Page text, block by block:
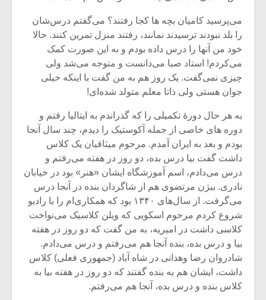
می‌پرسید کامیان بچه ها کجا رفتند؟ می‌گفتم درس‌شان
را بلد نبودند ترسیدند نمانند، رفتند منزل تمرین کنند. حالا
خود من آنها را درس داده بودم و به این صورت کمک
می‌کردم! استاد صبا می‌دانست و متوجه می‌شد ولی
چیزی نمی‌گفت. یک روز هم به من گفت با اینکه خیلی
جوان هستی ولی ذاتا معلم متولد شده‌ای!
به هر حال دورۀ تکمیلی را که گذراندم به ایتالیا رفتم و
دوره های خاصی از جمله آکوستیک را دیدم، چند سال آنجا
بودم و بعد به ایران آمدم. مرحوم میثاقیان یک کلاس
داشت گفت بیا درس بده، دو روز در هفته می‌رفتم و
درس می‌دادم، اسم آموزشگاه ایشان «هنر» بود در خیابان
نادری. بیژن مرتضوی هم از شاگردان بنده در آنجا درس
می‌گرفت. از سال‌های ۱۳۴۰ بود که همکاری‌ام را با رادیو
شروع کردم مرحوم اسکویی که ویلن کلاسیک می‌نواخت
کلاسی داشت در امیریه، به من گفت که دو روز در هفته
بیا و درس بده، بنده آنجا هم می‌رفتم و درس می‌دادم.
شادروان رضا وهدانی در شاه آباد (جمهوری فعلی) کلاس
داشت، ایشان هم به بنده گفتند که دو روز در هفته بیا به
کلاس بنده و درس بده، آنجا هم می‌رفتم.
بدنام ترین باش